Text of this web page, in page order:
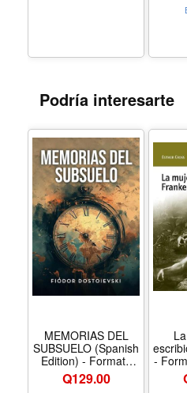
Podría interesarte
MEMORIAS DEL
SUBSUELO (Spanish
Edition) - Formato
Paperback
Q129.00
-